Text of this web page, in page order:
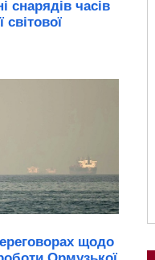
снарядів часів
світової
щодо